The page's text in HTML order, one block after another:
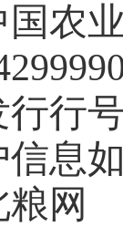
农
行行
息
网